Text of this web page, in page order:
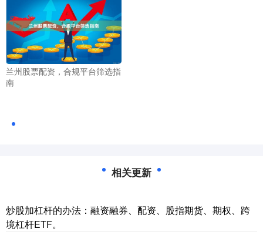
兰州股票配资，合规平台筛选指
南
相关更新
炒股加杠杆的办法：融资融券、配资、股指期货、期权、跨
境杠杆ETF。